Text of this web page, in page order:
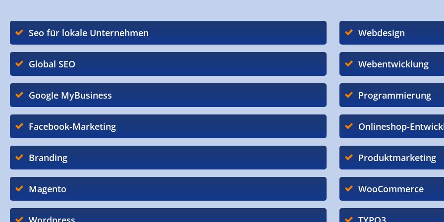
Seo für lokale Unternehmen
Global SEO
Google MyBusiness
Facebook-Marketing
Branding
Magento
Webdesign
Webentwicklung
Programmierung
Onlineshop-
Produktmarketing
WooCommerce